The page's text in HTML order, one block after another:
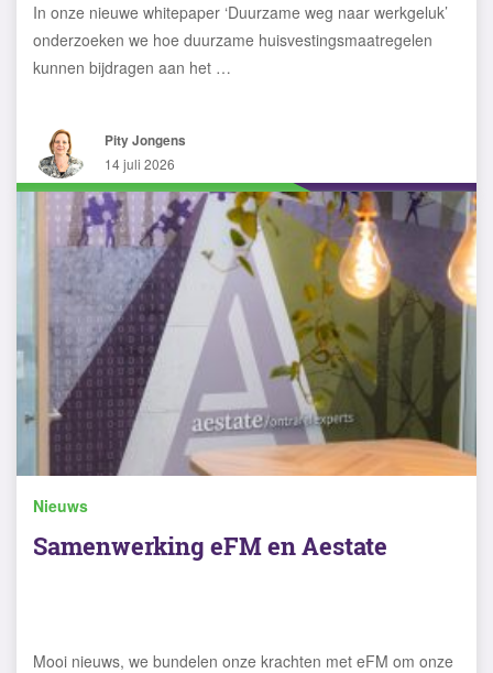
In onze nieuwe whitepaper ‘Duurzame weg naar werkgeluk’
onderzoeken we hoe duurzame huisvestingsmaatregelen
kunnen bijdragen aan het …
Pity Jongens
14 juli 2026
Nieuws
Samenwerking eFM en Aestate
Mooi nieuws, we bundelen onze krachten met eFM om onze